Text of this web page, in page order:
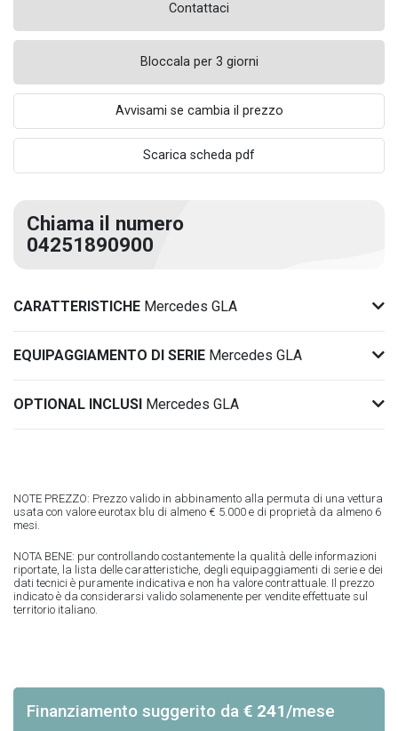
Contattaci
Bloccala per 3 giorni
Avvisami se cambia il prezzo
Scarica scheda pdf
Chiama il numero
04251890900
CARATTERISTICHE Mercedes GLA
EQUIPAGGIAMENTO DI SERIE Mercedes GLA
OPTIONAL INCLUSI Mercedes GLA
NOTE PREZZO: Prezzo valido in abbinamento alla permuta di una vettura
usata con valore eurotax blu di almeno € 5.000 e di proprietà da almeno 6
mesi.
NOTA BENE: pur controllando costantemente la qualità delle informazioni
riportate, la lista delle caratteristiche, degli equipaggiamenti di serie e dei
dati tecnici è puramente indicativa e non ha valore contrattuale. Il prezzo
indicato è da considerarsi valido solamenente per vendite effettuate sul
territorio italiano.
Finanziamento suggerito da € 241/mese